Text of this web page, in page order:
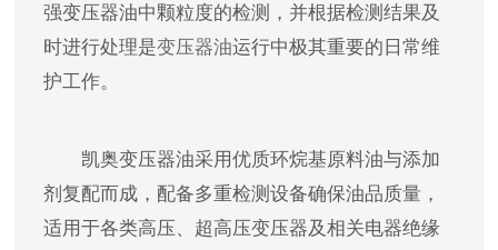
强变压器油中颗粒度的检测，并根据检测结果及
时进行处理是变压器油运行中极其重要的日常维
护工作。
凯奥变压器油采用优质环烷基原料油与添加
剂复配而成，配备多重检测设备确保油品质量，
适用于各类高压、超高压变压器及相关电器绝缘